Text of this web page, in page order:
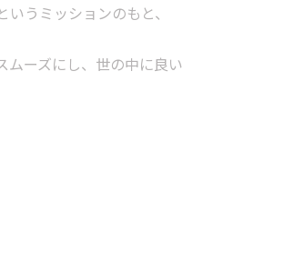
うミッションのもと、
ムーズにし、世の中に良い